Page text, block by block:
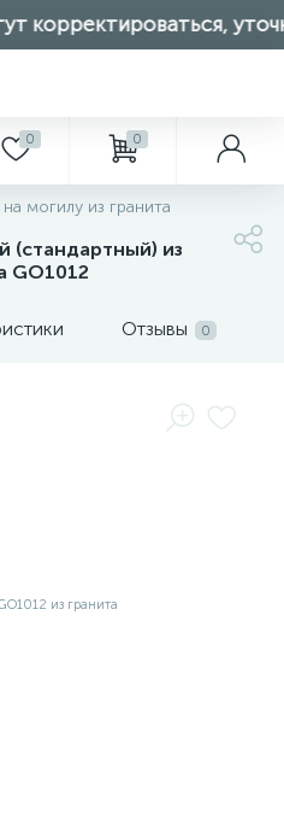
корректироваться,
0 0
могилу из гранита
(стандартный) из
GO1012
Отзывы 0